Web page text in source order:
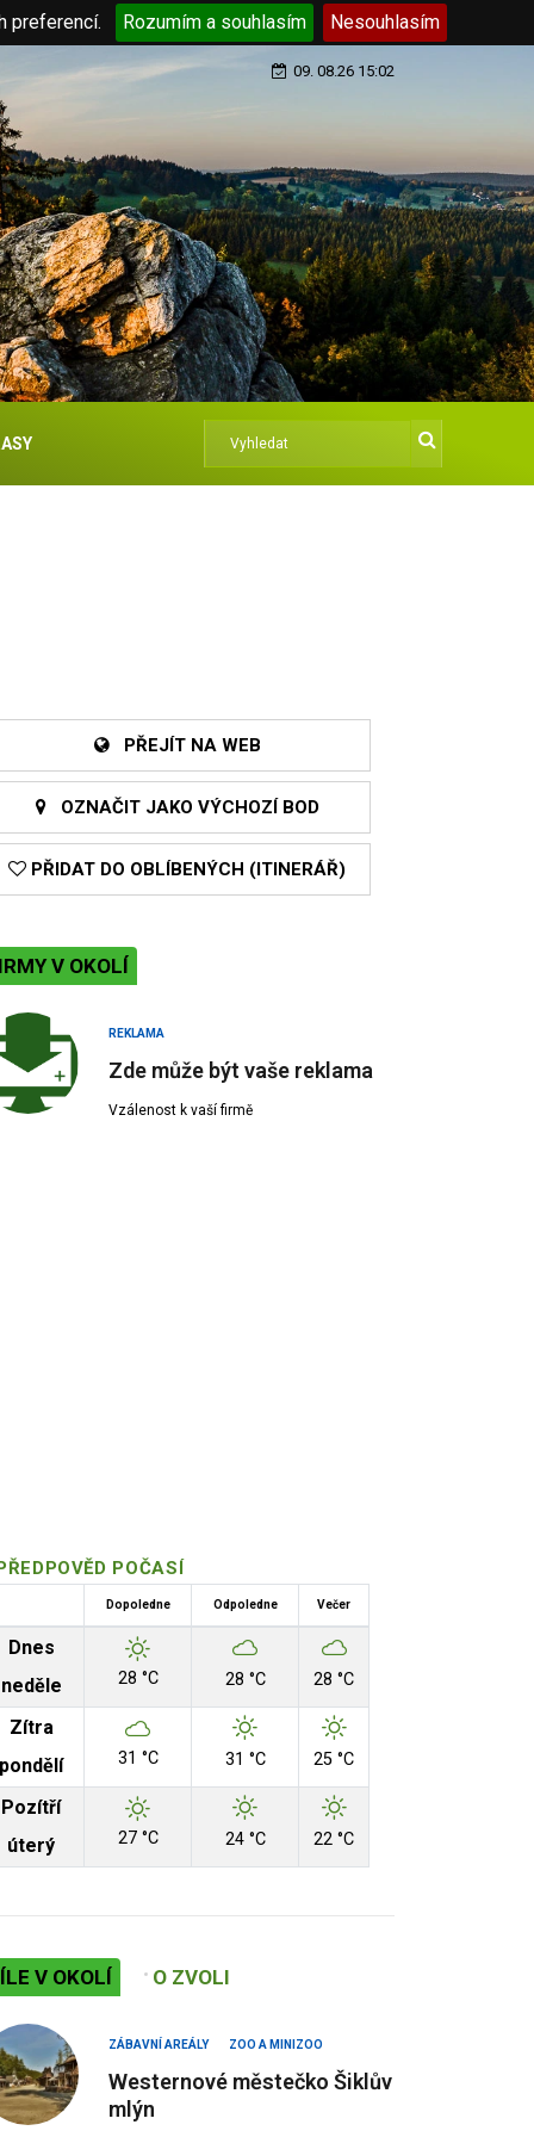
preferencí. Rozumím a souhlasím Nesouhlasím
09. 08.26 15:02
PŘEJÍT NA WEB
OZNAČIT JAKO VÝCHOZÍ BOD
PŘIDAT DO OBLÍBENÝCH (ITINERÁŘ)
V OKOLÍ
REKLAMA
Zde může být vaše reklama
Vzálenost k vaší firmě
POČASÍ
Dopoledne Odpoledne Večer
Dnes
neděle
28 °C 28 °C 28 °C
Zítra
pondělí
31 °C 31 °C 25 °C
Pozítří
úterý
27 °C 24 °C 22 °C
V OKOLÍ O ZVOLI
ZÁBAVNÍ AREÁLY ZOO A MINIZOO
Westernové městečko Šiklův
mlýn